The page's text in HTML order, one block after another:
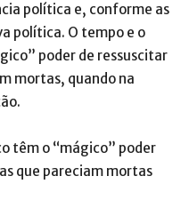
política e, conforme as
política. O tempo e o
poder de ressuscitar
mortas, quando na
têm o “mágico” poder
que pareciam mortas